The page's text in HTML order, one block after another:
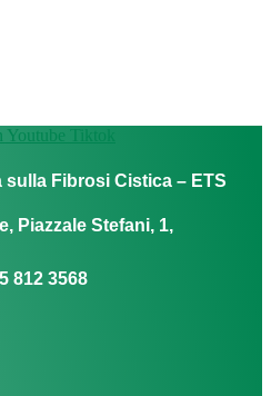
Youtube Tiktok
sulla Fibrosi Cistica – ETS
Piazzale Stefani, 1,
812 3568